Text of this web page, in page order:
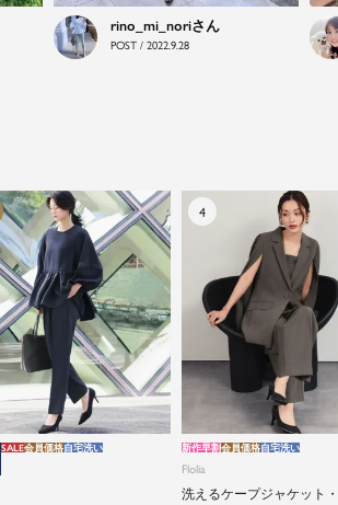
提案するスーツです。
品よく艶やかに着こなすことのできる女性らしいセ
rino_mi_nori
POST / 2022.9.28
SALE会員価格自宅洗い
Flolia
洗えるケープジャケット
新作早割会員価格自宅洗い